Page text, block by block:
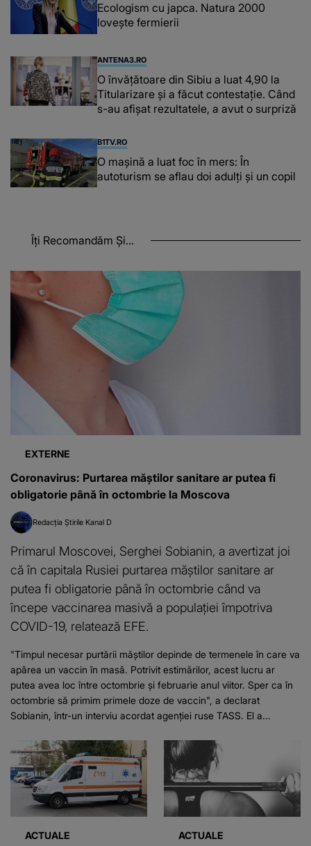
Ecologism cu japca. Natura 2000
lovește fermierii
ANTENA3.RO
O învățătoare din Sibiu a luat 4,90 la
Titularizare și a făcut contestație. Când
s-au afișat rezultatele, a avut o surpriză
B1TV.RO
O maşină a luat foc în mers: În
autoturism se aflau doi adulți și un copil
Îți Recomandăm Și...
EXTERNE
Coronavirus: Purtarea măştilor sanitare ar putea fi
obligatorie până în octombrie la Moscova
Redacția Știrile Kanal D
Primarul Moscovei, Serghei Sobianin, a avertizat joi
că în capitala Rusiei purtarea măştilor sanitare ar
putea fi obligatorie până în octombrie când va
începe vaccinarea masivă a populaţiei împotriva
COVID-19, relatează EFE.
"Timpul necesar purtării măştilor depinde de termenele în care va
apărea un vaccin în masă. Potrivit estimărilor, acest lucru ar
putea avea loc între octombrie şi februarie anul viitor. Sper ca în
octombrie să primim primele doze de vaccin", a declarat
Sobianin, într-un interviu acordat agenţiei ruse TASS. El a...
ACTUALE ACTUALE